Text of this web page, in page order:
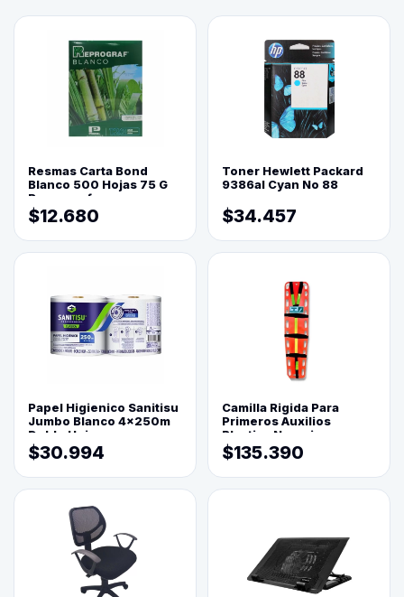
Resmas Carta Bond
Blanco 500 Hojas 75 G
Reprograf.
$12.680
Toner Hewlett Packard
9386al Cyan No 88
$34.457
Papel Higienico Sanitisu
Jumbo Blanco 4x250m
Doble Hoja
$30.994
Camilla Rigida Para
Primeros Auxilios
Plastica Naranja
$135.390